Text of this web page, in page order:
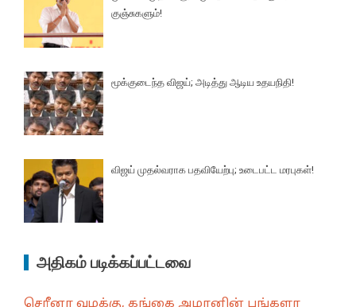
குஞ்சுகளும்!
மூக்குடைந்த விஜய்; அடித்து ஆடிய உதயநிதி!
விஜய் முதல்வராக பதவியேற்பு; உடைபட்ட மரபுகள்!
அதிகம் படிக்கப்பட்டவை
செரீனா வழக்கு, கங்கை அமரனின் பங்களா